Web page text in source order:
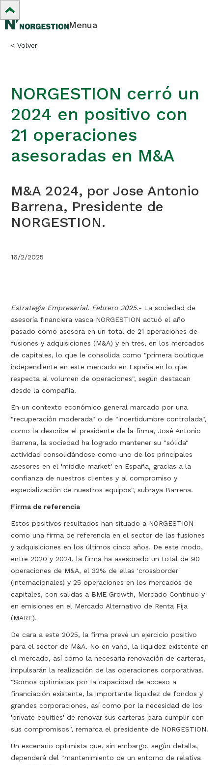
Menua
< Volver
NORGESTION cerró un
2024 en positivo con
21 operaciones
asesoradas en M&A
M&A 2024, por Jose Antonio
Barrena, Presidente de
NORGESTION.
16/2/2025
Estrategia Empresarial. Febrero 2025.- La sociedad de
asesoría financiera vasca NORGESTION actuó el año
pasado como asesora en un total de 21 operaciones de
fusiones y adquisiciones (M&A) y en tres, en los mercados
de capitales, lo que le consolida como "primera boutique
independiente en este mercado en España en lo que
respecta al volumen de operaciones", según destacan
desde la compañía.
En un contexto económico general marcado por una
"recuperación moderada" o de "incertidumbre controlada",
como la describe el presidente de la firma, José Antonio
Barrena, la sociedad ha logrado mantener su "sólida"
actividad consolidándose como uno de los principales
asesores en el 'middle market' en España, gracias a la
confianza de nuestros clientes y al compromiso y
especialización de nuestros equipos", subraya Barrena.
Firma de referencia
Estos positivos resultados han situado a NORGESTION
como una firma de referencia en el sector de las fusiones
y adquisiciones en los últimos cinco años. De este modo,
entre 2020 y 2024, la firma ha asesorado un total de 90
operaciones de M&A, el 32% de ellas 'crossborder'
(internacionales) y 25 operaciones en los mercados de
capitales, con salidas a BME Growth, Mercado Continuo y
en emisiones en el Mercado Alternativo de Renta Fija
(MARF).
De cara a este 2025, la firma prevé un ejercicio positivo
para el sector de M&A. No en vano, la liquidez existente en
el mercado, así como la necesaria renovación de carteras,
impulsarán la realización de las operaciones corporativas.
"Somos optimistas por la capacidad de acceso a
financiación existente, la importante liquidez de fondos y
grandes corporaciones, así como por la necesidad de los
'private equities' de renovar sus carteras para cumplir con
sus compromisos", remarca el presidente de NORGESTION.
Un escenario optimista que, sin embargo, según detalla,
dependerá del "mantenimiento de un entorno de relativa